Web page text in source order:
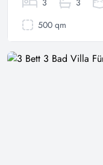
3 3
500 qm